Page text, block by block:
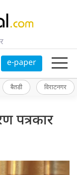
e-paper
बैतडी विराटनगर
पत्रकार